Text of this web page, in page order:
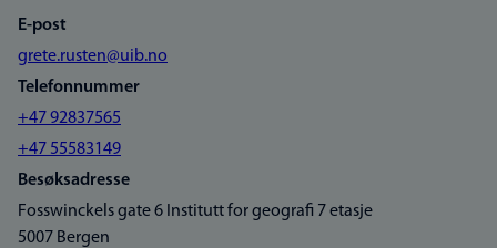
E-post
grete.rusten@uib.no
Telefonnummer
+47 92837565
+47 55583149
Besøksadresse
Fosswinckels gate 6 Institutt for geografi 7 etasje
5007 Bergen